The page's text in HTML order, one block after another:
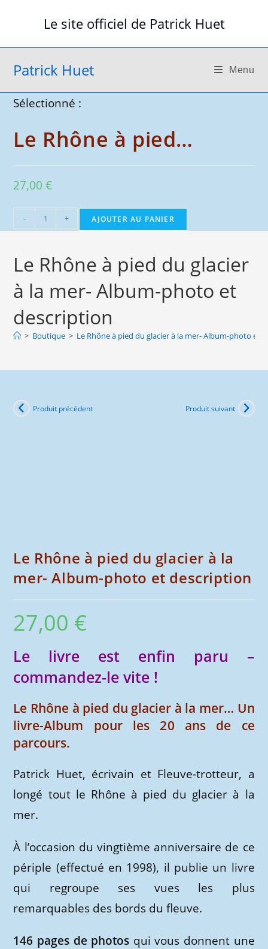
Le site officiel de Patrick Huet
Patrick Huet Menu
Sélectionné :
Le Rhône à pied…
27,00€
quantité
de
Rhône
à
pied
glacier
à
et
- + AJOUTER AU PANIER
Le Rhône à pied du glacier
à la mer- Album-photo et
description
> Boutique > Le Rhône à pied du glacier à la mer- Album-photo et
Produit précédent Produit suivant
Le Rhône à pied du glacier à la
mer- Album-photo et description
27,00 €
Le livre est enfin paru –
commandez-le vite !
Le Rhône à pied du glacier à la mer… Un
livre-Album pour les 20 ans de ce
parcours.
Patrick Huet, écrivain et Fleuve-trotteur, a
longé tout le Rhône à pied du glacier à la
mer.
À l’occasion du vingtième anniversaire de ce
périple (effectué en 1998), il publie un livre
qui regroupe ses vues les plus
remarquables des bords du fleuve.
146 pages de photos qui vous donnent une